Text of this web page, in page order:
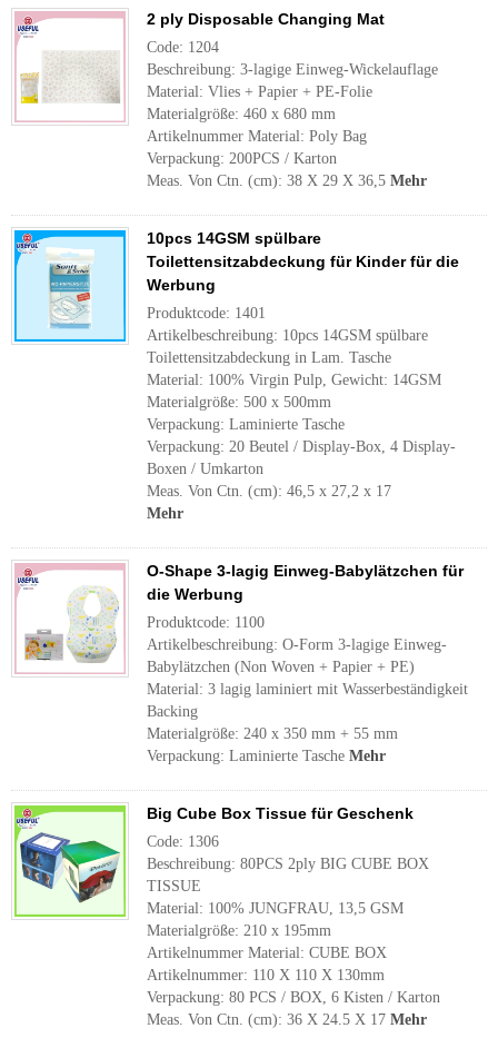
2 ply Disposable Changing Mat
Code: 1204
Beschreibung: 3-lagige Einweg-Wickelauflage
Material: Vlies + Papier + PE-Folie
Materialgröße: 460 x 680 mm
Artikelnummer Material: Poly Bag
Verpackung: 200PCS / Karton
Meas. Von Ctn. (cm): 38 X 29 X 36,5 Mehr
10pcs 14GSM spülbare
Toilettensitzabdeckung für Kinder für die
Werbung
Produktcode: 1401
Artikelbeschreibung: 10pcs 14GSM spülbare
Toilettensitzabdeckung in Lam. Tasche
Material: 100% Virgin Pulp, Gewicht: 14GSM
Materialgröße: 500 x 500mm
Verpackung: Laminierte Tasche
Verpackung: 20 Beutel / Display-Box, 4 Display-
Boxen / Umkarton
Meas. Von Ctn. (cm): 46,5 x 27,2 x 17
Mehr
O-Shape 3-lagig Einweg-Babylätzchen für
die Werbung
Produktcode: 1100
Artikelbeschreibung: O-Form 3-lagige Einweg-
Babylätzchen (Non Woven + Papier + PE)
Material: 3 lagig laminiert mit Wasserbeständigkeit
Backing
Materialgröße: 240 x 350 mm + 55 mm
Verpackung: Laminierte Tasche Mehr
Big Cube Box Tissue für Geschenk
Code: 1306
Beschreibung: 80PCS 2ply BIG CUBE BOX
TISSUE
Material: 100% JUNGFRAU, 13,5 GSM
Materialgröße: 210 x 195mm
Artikelnummer Material: CUBE BOX
Artikelnummer: 110 X 110 X 130mm
Verpackung: 80 PCS / BOX, 6 Kisten / Karton
Meas. Von Ctn. (cm): 36 X 24.5 X 17 Mehr